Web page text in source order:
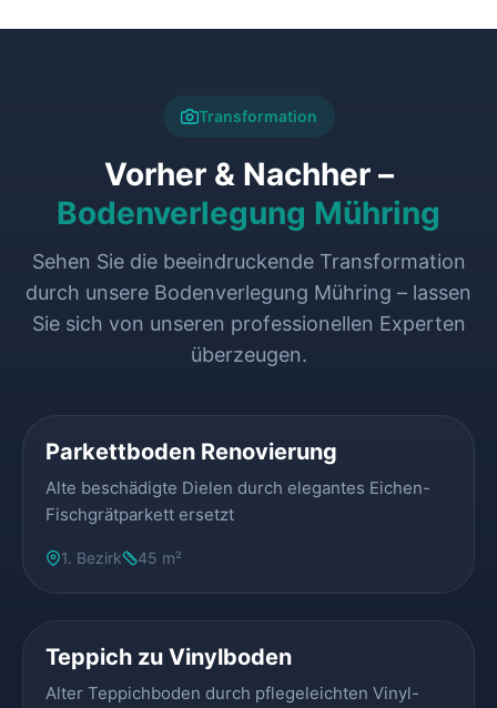
Transformation
Vorher & Nachher –
Bodenverlegung Mühring
Sehen Sie die beeindruckende Transformation
durch unsere Bodenverlegung Mühring – lassen
Sie sich von unseren professionellen Experten
überzeugen.
Parkettboden Renovierung
Alte beschädigte Dielen durch elegantes Eichen-
Fischgrätparkett ersetzt
1. Bezirk 45 m²
Teppich zu Vinylboden
Alter Teppichboden durch pflegeleichten Vinyl-